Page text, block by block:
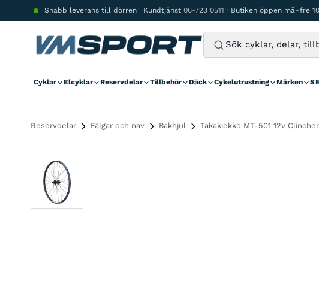
Hoppa till innehållSnabb leverans till dörren · Kundtjänst 06-723 0511 · Butiken öppen må–fre
Cyklar Elcyklar Reservdelar Tillbehör Däck Cykelutrustning Märken
Reservdelar Fälgar och nav Bakhjul Takakiekko MT-501 12v